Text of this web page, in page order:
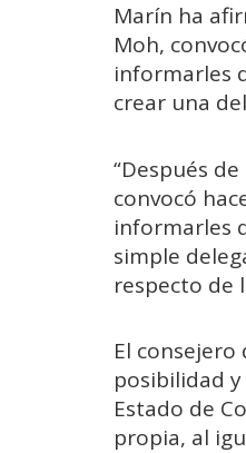
Marín ha
Moh,
informarles
crear una
“Después
convocó
informarles
simple
respecto de
El
posibilidad
Estado de
propia, al